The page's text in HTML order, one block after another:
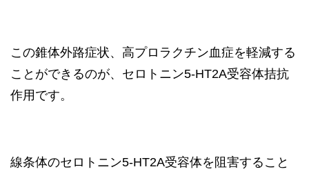
この錐体外路症状、高プロラクチン血症を軽減する
ことができるのが、セロトニン5-HT2A受容体拮抗
作用です。
線条体のセロトニン5-HT2A受容体を阻害すること